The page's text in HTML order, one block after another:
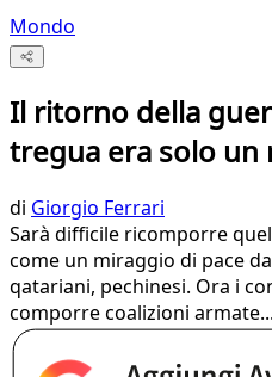
Mondo
Il ritorno della
tregua era solo un
di Giorgio Ferrari
Sarà difficile ricomporre
come un miraggio di pace
qatariani, pechinesi. Ora i
comporre coalizioni armate...